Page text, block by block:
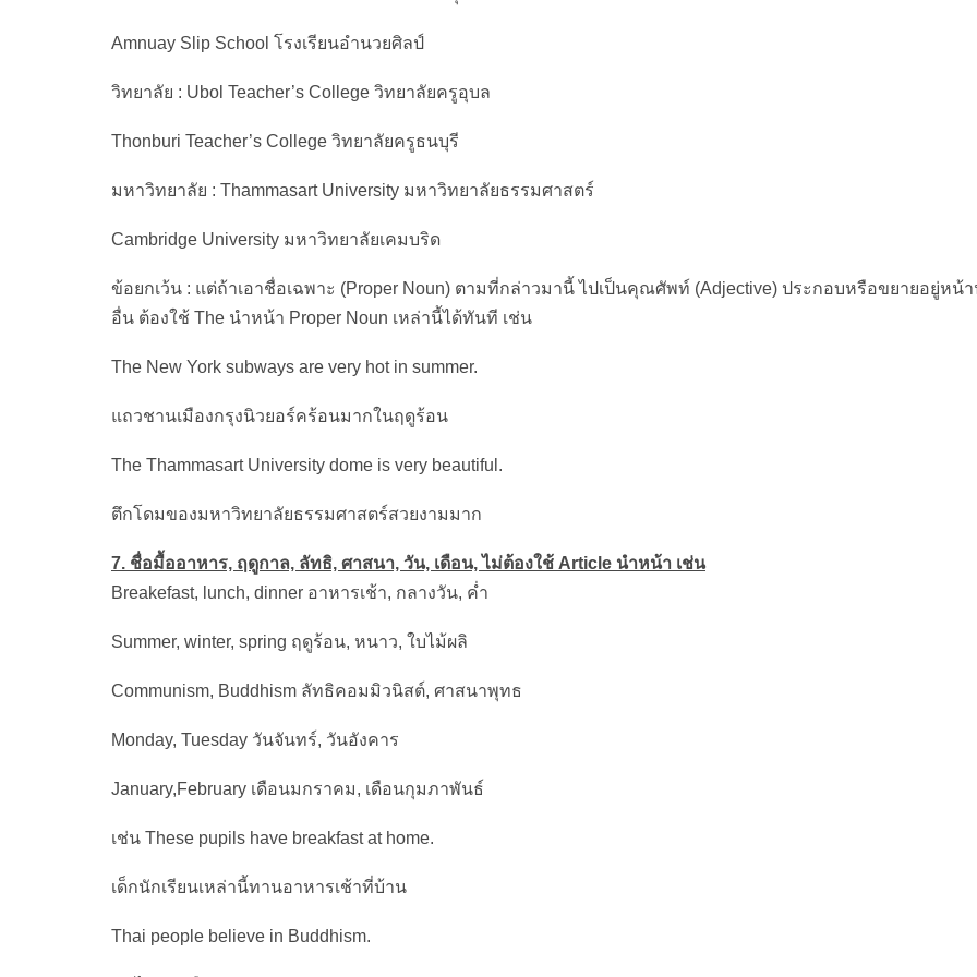
Amnuay Slip School โรงเรียนอำนวยศิลป์
วิทยาลัย : Ubol Teacher’s College วิทยาลัยครูอุบล
Thonburi Teacher’s College วิทยาลัยครูธนบุรี
มหาวิทยาลัย : Thammasart University มหาวิทยาลัยธรรมศาสตร์
Cambridge University มหาวิทยาลัยเคมบริด
ข้อยกเว้น : แต่ถ้าเอาชื่อเฉพาะ (Proper Noun) ตามที่กล่าวมานี้ ไปเป็นคุณศัพท์ (Adjective) ประกอบหรือขยายอยู่หน้
อื่น ต้องใช้ The นำหน้า Proper Noun เหล่านี้ได้ทันที เช่น
The New York subways are very hot in summer.
แถวชานเมืองกรุงนิวยอร์คร้อนมากในฤดูร้อน
The Thammasart University dome is very beautiful.
ตึกโดมของมหาวิทยาลัยธรรมศาสตร์สวยงามมาก
7. ชื่อมื้ออาหาร, ฤดูกาล, ลัทธิ, ศาสนา, วัน, เดือน, ไม่ต้องใช้ Article นำหน้า เช่น
Breakefast, lunch, dinner อาหารเช้า, กลางวัน, ค่ำ
Summer, winter, spring ฤดูร้อน, หนาว, ใบไม้ผลิ
Communism, Buddhism ลัทธิคอมมิวนิสต์, ศาสนาพุทธ
Monday, Tuesday วันจันทร์, วันอังคาร
January,February เดือนมกราคม, เดือนกุมภาพันธ์
เช่น These pupils have breakfast at home.
เด็กนักเรียนเหล่านี้ทานอาหารเช้าที่บ้าน
Thai people believe in Buddhism.